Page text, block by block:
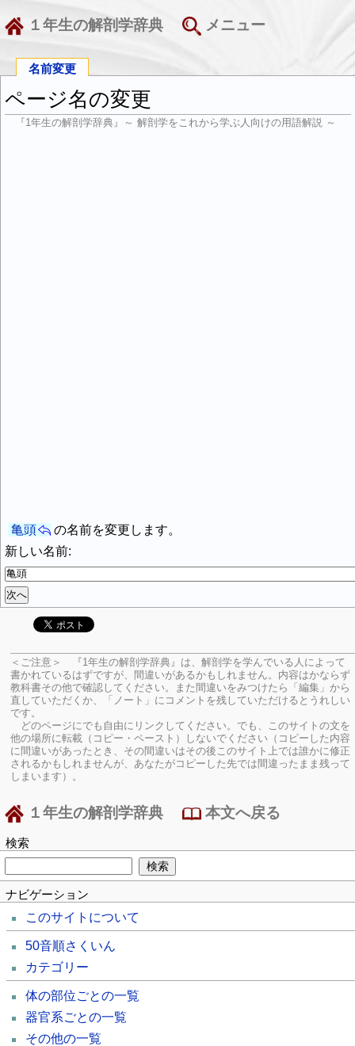
１年生の解剖学辞典 メニュー
名前変更
ページ名の変更
『1年生の解剖学辞典』～ 解剖学をこれから学ぶ人向けの用語解説 ～
亀頭
の名前を変更します。
新しい名前:
＜ご注意＞ 『1年生の解剖学辞典』は、解剖学を学んでいる人によって
書かれているはずですが、間違いがあるかもしれません。内容はかならず
教科書その他で確認してください。
また間違いをみつけたら「編集」から
直していただくか、「ノート」にコメントを残していただけるとうれしい
です。
どのページにでも自由にリンクしてください。でも、このサイトの文を
他の場所に転載（コピー・ペースト）しないでください（コピーした内容
に間違いがあったとき、その間違いはその後このサイト上では誰かに修正
されるかもしれませんが、あなたがコピーした先では間違ったまま残って
しまいます）。
１年生の解剖学辞典 本文へ戻る
検索
ナビゲーション
このサイトについて
50音順さくいん
カテゴリー
体の部位ごとの一覧
器官系ごとの一覧
その他の一覧